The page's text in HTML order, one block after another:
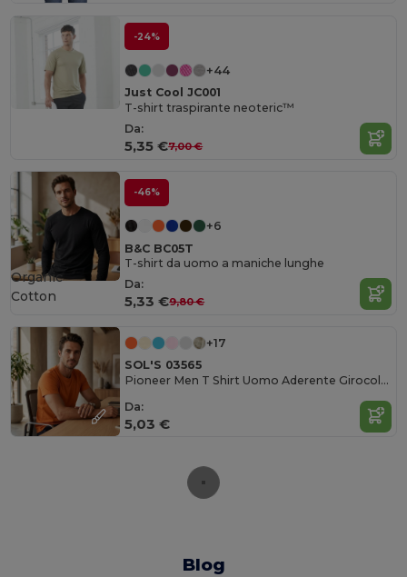
-24%
+44
Just Cool JC001
T-shirt traspirante neoteric™
Da:
5,35 €7,00 €
-46%
+6
B&C BC05T
T-shirt da uomo a maniche lunghe
Da:
5,33 €9,80 €
Organic
Cotton
+17
SOL'S 03565
Pioneer Men T Shirt Uomo Aderente Girocollo
Da:
5,03 €
Blog